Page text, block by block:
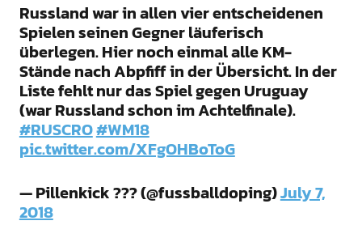
Russland war in allen vier entscheidenen
Spielen seinen Gegner läuferisch
überlegen. Hier noch einmal alle KM-
Stände nach Abpfiff in der Übersicht. In der
Liste fehlt nur das Spiel gegen Uruguay
(war Russland schon im Achtelfinale).
#RUSCRO#WM18
pic.twitter.com/XFgOHBoToG
— Pillenkick ??? (@fussballdoping)July 7,
2018